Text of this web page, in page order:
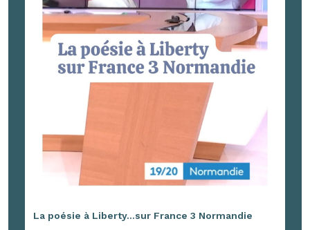
La poésie à Liberty...sur France 3 Normandie